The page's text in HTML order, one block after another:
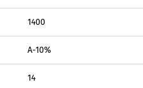
1400
A-10%
14